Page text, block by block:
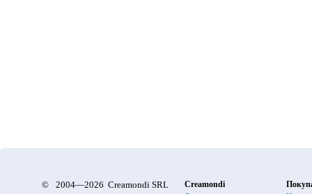
© 2004—2026 Creamondi SRL
Creamondi